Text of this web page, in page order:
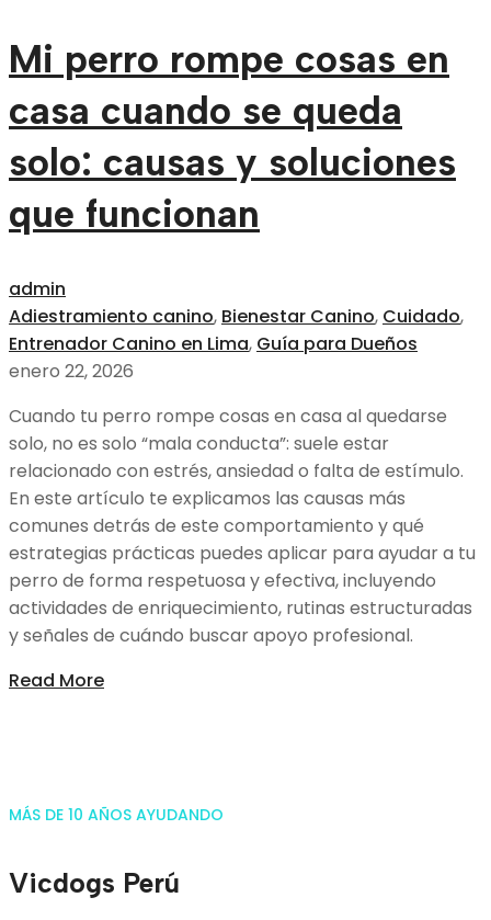
Mi perro rompe cosas en
casa cuando se queda
solo: causas y soluciones
que funcionan
admin
Adiestramiento canino, Bienestar Canino, Cuidado,
Entrenador Canino en Lima, Guía para Dueños
enero 22, 2026
Cuando tu perro rompe cosas en casa al quedarse
solo, no es solo “mala conducta”: suele estar
relacionado con estrés, ansiedad o falta de estímulo.
En este artículo te explicamos las causas más
comunes detrás de este comportamiento y qué
estrategias prácticas puedes aplicar para ayudar a tu
perro de forma respetuosa y efectiva, incluyendo
actividades de enriquecimiento, rutinas estructuradas
y señales de cuándo buscar apoyo profesional.
Read More
MÁS DE 10 AÑOS AYUDANDO
Vicdogs Perú